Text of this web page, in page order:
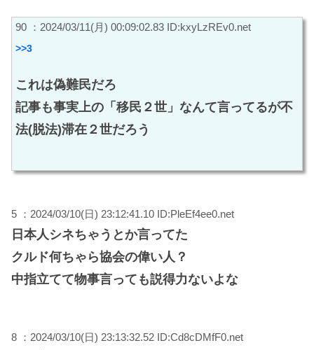
90 ：2024/03/11(月) 00:09:02.83 ID:kxyLzREv0.net
>>3
これは偽難民だろ
記事も事実上の「移民２世」なんて言ってるが不
法(脱法)滞在２世だろう
5 ：2024/03/10(日) 23:12:41.10 ID:PleEf4ee0.net
日本人シネちゃうとか言ってた
クルド何ちゃら協会の偉い人？
中指立てて物事言っても説得力ないよな
8 ：2024/03/10(日) 23:13:32.52 ID:Cd8cDMfF0.net